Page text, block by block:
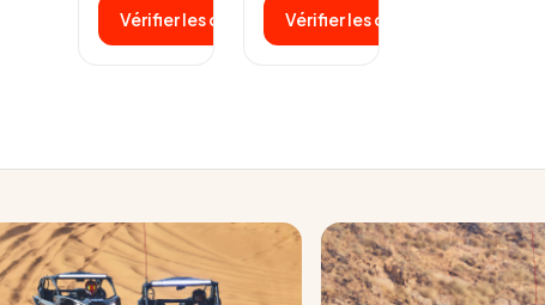
volant d’un
Can-Am X3
Vérifier les disponibilités
propre
Can-Am X3
Vérifier les disponibilités